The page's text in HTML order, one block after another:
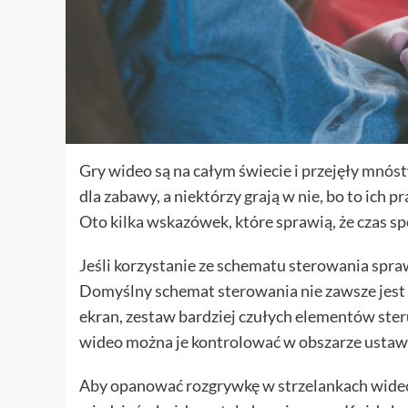
Gry wideo są na całym świecie i przejęły
dla zabawy, a niektórzy grają w nie, bo to ich
Oto kilka wskazówek, które sprawią, że czas
Jeśli korzystanie ze schematu sterowania
Domyślny schemat sterowania nie zawsze
ekran, zestaw bardziej czułych elementów
wideo można je kontrolować w obszarze
Aby opanować rozgrywkę w strzelankach